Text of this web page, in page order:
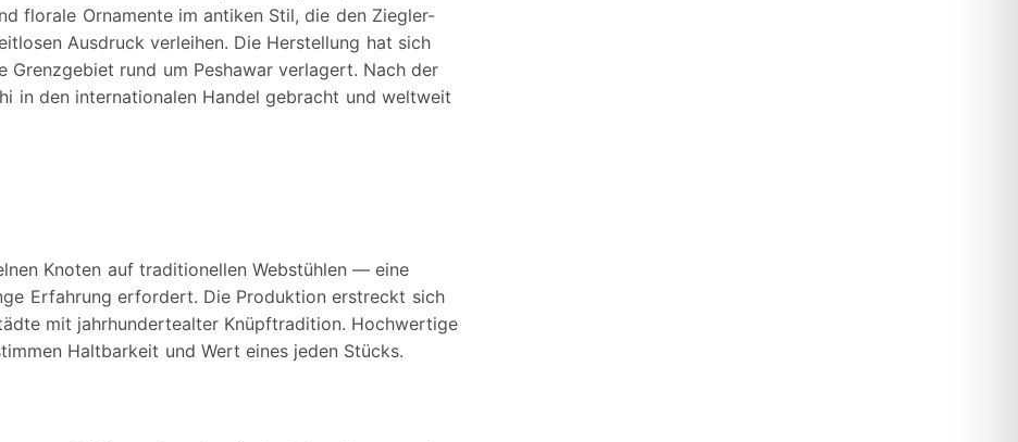
florale Ornamente im antiken Stil, die den Ziegler-
Ausdruck verleihen. Die Herstellung hat sich
Grenzgebiet rund um Peshawar verlagert. Nach der
in den internationalen Handel gebracht und weltweit
Knoten auf traditionellen Webstühlen — eine
Erfahrung erfordert. Die Produktion erstreckt sich
mit jahrhundertealter Knüpftradition. Hochwertige
Haltbarkeit und Wert eines jeden Stücks.